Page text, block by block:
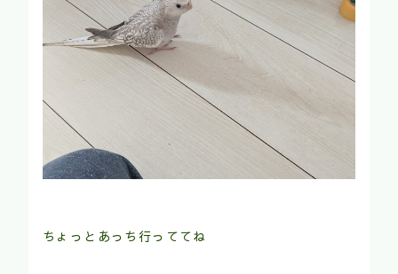
ちょっとあっち行っててね